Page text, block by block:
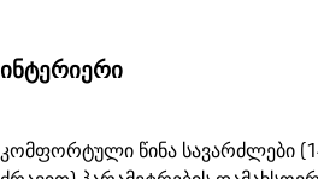
ინტერიერი
კომფორტული წინა სავარძლები